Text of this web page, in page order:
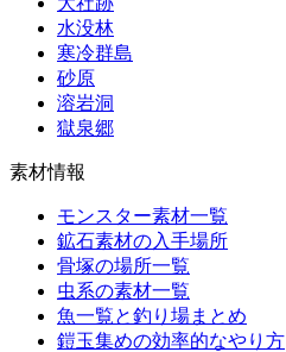
水没林
寒冷群島
砂原
溶岩洞
獄泉郷
素材情報
モンスター素材一覧
鉱石素材の入手場所
骨塚の場所一覧
虫系の素材一覧
魚一覧と釣り場まとめ
鎧玉集めの効率的なやり方